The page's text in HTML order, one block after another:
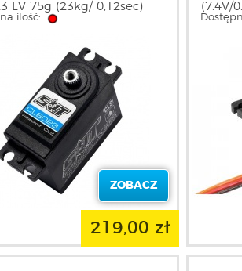
LV 75g (23kg/ 0,12sec)
wodoodporne
ilość:
ZOBACZ
219,00 zł
(7.4V/